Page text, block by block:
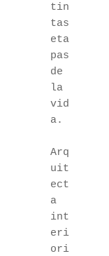
tin
tas
eta
pas
de
la
vid
a.
Arq
uit
ect
a
int
eri
ori